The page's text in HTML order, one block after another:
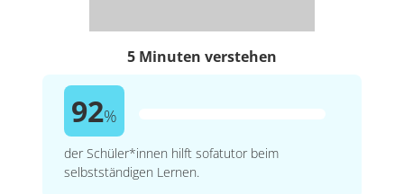
5 Minuten verstehen
92%
der Schüler*innen hilft sofatutor beim
selbstständigen Lernen.